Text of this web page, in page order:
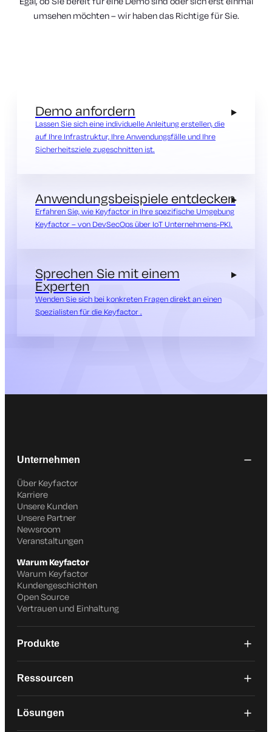
umsehen möchten – wir haben das Richtige für Sie.
Demo anfordern
Lassen Sie sich eine individuelle Anleitung erstellen, die
auf Ihre Infrastruktur, Ihre Anwendungsfälle und Ihre
Sicherheitsziele zugeschnitten ist.
Anwendungsbeispiele entdecken
Erfahren Sie, wie Keyfactor in Ihre spezifische Umgebung
Keyfactor – von DevSecOps über IoT Unternehmens-PKI.
Sprechen Sie mit einem
Experten
Wenden Sie sich bei konkreten Fragen direkt an einen
Spezialisten für die Keyfactor .
Unternehmen
Über Keyfactor
Karriere
Unsere Kunden
Unsere Partner
Newsroom
Veranstaltungen
Warum Keyfactor
Warum Keyfactor
Kundengeschichten
Open Source
Vertrauen und Einhaltung
Produkte
Ressourcen
Lösungen